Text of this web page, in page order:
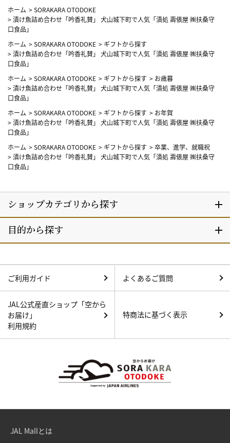
ホーム >SORAKARA OTODOKE
>漬け魚詰め合わせ「吟香礼賛」 犬山城下町で人気「漬処 壽俵屋 ㈱扶桑守
口食品」
ホーム >SORAKARA OTODOKE > ギフトから探す
>漬け魚詰め合わせ「吟香礼賛」 犬山城下町で人気「漬処 壽俵屋 ㈱扶桑守
口食品」
ホーム >SORAKARA OTODOKE > ギフトから探す > お歳暮
>漬け魚詰め合わせ「吟香礼賛」 犬山城下町で人気「漬処 壽俵屋 ㈱扶桑守
口食品」
ホーム >SORAKARA OTODOKE > ギフトから探す > お年賀
>漬け魚詰め合わせ「吟香礼賛」 犬山城下町で人気「漬処 壽俵屋 ㈱扶桑守
口食品」
ホーム >SORAKARA OTODOKE > ギフトから探す >卒業、進学、就職祝
>漬け魚詰め合わせ「吟香礼賛」 犬山城下町で人気「漬処 壽俵屋 ㈱扶桑守
口食品」
ご利用ガイド よくあるご質問
JAL公式産直ショップ「空から
お届け」
利用規約
特商法に基づく表示
JAL Mallとは